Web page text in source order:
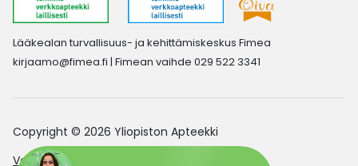
Lääkealan turvallisuus- ja kehittämiskeskus Fimea
kirjaamo@fimea.fi | Fimean vaihde 029 522 3341
Copyright © 2026 Yliopiston Apteekki
Verkkoapteekin saavutettavuusseloste